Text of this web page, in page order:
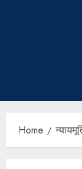
Home